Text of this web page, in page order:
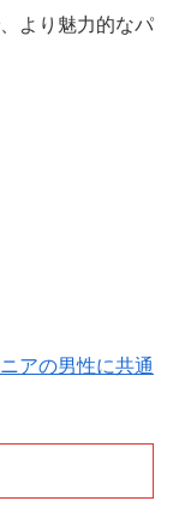
より魅力的なパ
アの男性に共通